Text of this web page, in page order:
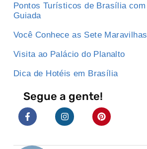
Pontos Turísticos de Brasília
Guiada
Você Conhece as Sete
Visita ao Palácio do Planalto
Dica de Hotéis em Brasília
Segue a gente!